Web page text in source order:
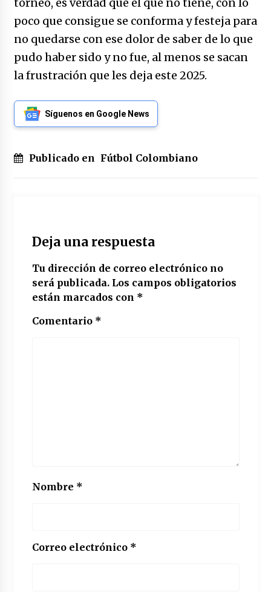
poco que consigue se conforma y festeja para
no quedarse con ese dolor de saber de lo que
pudo haber sido y no fue, al menos se sacan
la frustración que les deja este 2025.
Síguenos en Google News
Publicado en Fútbol Colombiano
Deja una respuesta
Tu dirección de correo electrónico no
será publicada. Los campos obligatorios
están marcados con *
Comentario *
Nombre *
Correo electrónico *